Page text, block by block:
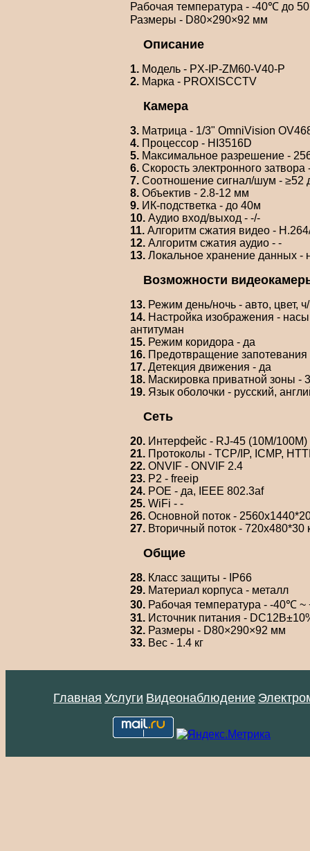
Рабочая температура - -40℃ до
Размеры - D80×290×92 мм
Описание
1. Модель - PX-IP-ZM60-V40-P
2. Марка - PROXISCCTV
Камера
3. Матрица - 1/3" OmniVision
4. Процессор - HI3516D
5. Максимальное разрешение -
6. Скорость электронного
7. Соотношение сигнал/шум - ≥52
8. Объектив - 2.8-12 мм
9. ИК-подстветка - до 40м
10. Аудио вход/выход - -/-
11. Алгоритм сжатия видео -
12. Алгоритм сжатия аудио - -
13. Локальное хранение данных -
Возможности
13. Режим день/ночь - авто, цвет,
14. Настройка изображения -
антитуман
15. Режим коридора - да
16. Предотвращение запотевания
17. Детекция движения - да
18. Маскировка приватной зоны -
19. Язык оболочки - русский,
Сеть
20. Интерфейс - RJ-45 (10M/100M)
21. Протоколы - TCP/IP, ICMP,
22. ONVIF - ONVIF 2.4
23. P2 - freeip
24. POE - да, IEEE 802.3af
25. WiFi - -
26. Основной поток -
27. Вторичный поток - 720x480*30
Общие
28. Класс защиты - IP66
29. Материал корпуса - металл
30. Рабочая температура - -40℃
31. Источник питания -
32. Размеры - D80×290×92 мм
33. Вес - 1.4 кг
Главная Услуги Видеонаблюдение